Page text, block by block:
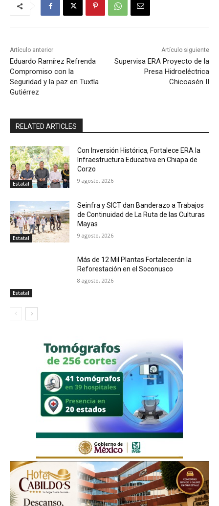
Artículo anterior
Eduardo Ramírez Refrenda
Compromiso con la
Seguridad y la paz en Tuxtla
Gutiérrez
Artículo siguiente
Supervisa ERA Proyecto de la
Presa Hidroeléctrica
Chicoasén II
RELATED ARTICLES
Estatal
Con Inversión Histórica, Fortalece ERA la
Infraestructura Educativa en Chiapa de
Corzo
9 agosto, 2026
Estatal
Seinfra y SICT dan Banderazo a Trabajos
de Continuidad de La Ruta de las Culturas
Mayas
9 agosto, 2026
Estatal
Más de 12 Mil Plantas Fortalecerán la
Reforestación en el Soconusco
8 agosto, 2026